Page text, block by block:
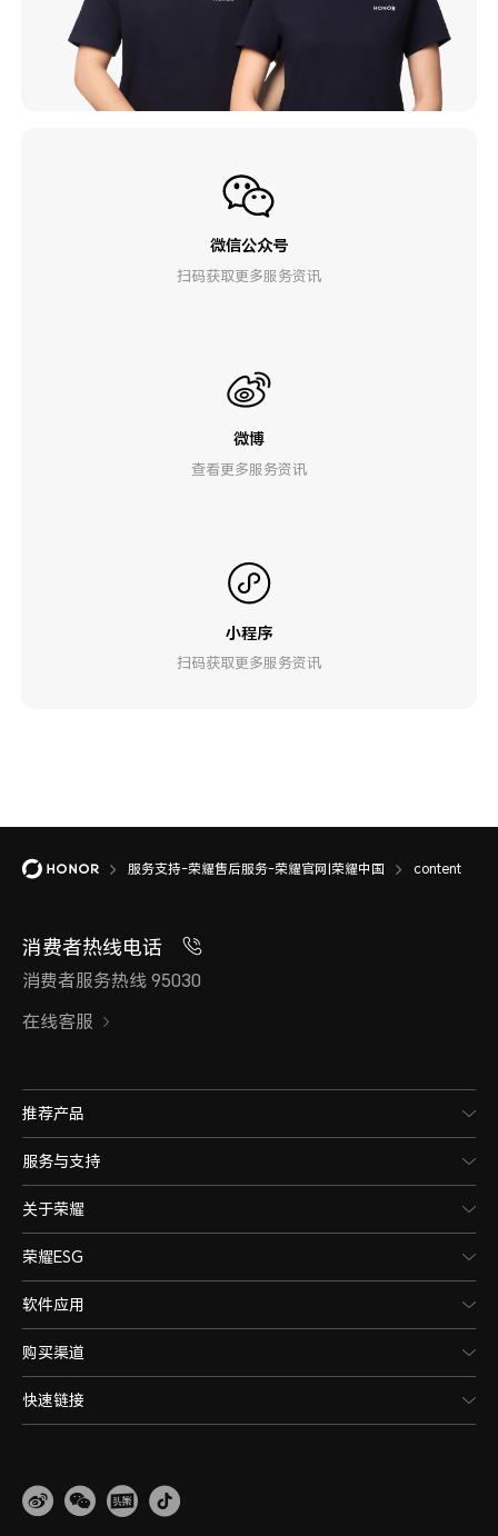
微信公众号
扫码获取更多服务资讯
微博
查看更多服务资讯
小程序
扫码获取更多服务资讯
服务支持-荣耀售后服务-荣耀官网|荣耀中国 content
消费者热线电话
消费者服务热线 95030
在线客服
推荐产品
服务与支持
关于荣耀
荣耀ESG
软件应用
购买渠道
快速链接